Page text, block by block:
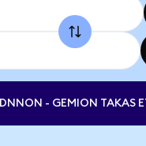
DNNON - GEMION TAKAS